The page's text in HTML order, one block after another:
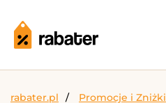
rabater.pl Promocje i Zniżki